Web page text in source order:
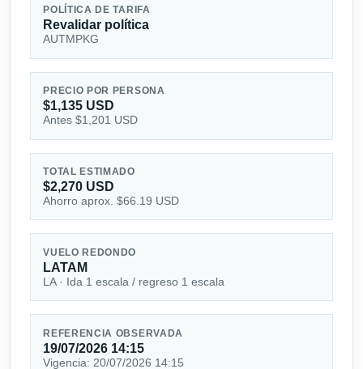
POLÍTICA DE TARIFA
Revalidar política
AUTMPKG
PRECIO POR PERSONA
$1,135 USD
Antes $1,201 USD
TOTAL ESTIMADO
$2,270 USD
Ahorro aprox. $66.19 USD
VUELO REDONDO
LATAM
LA · Ida 1 escala / regreso 1 escala
REFERENCIA OBSERVADA
19/07/2026 14:15
Vigencia: 20/07/2026 14:15